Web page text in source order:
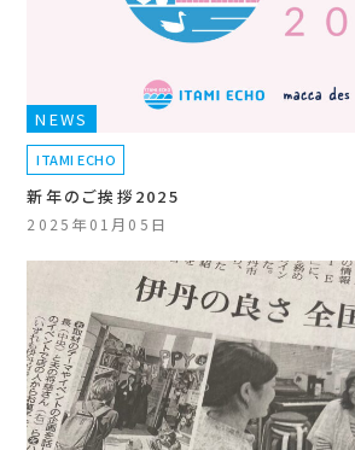
NEWS
ITAMI ECHO
新年のご挨拶2025
2025年01月05日